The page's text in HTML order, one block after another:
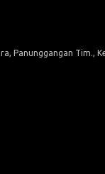
Panunggangan Tim.,